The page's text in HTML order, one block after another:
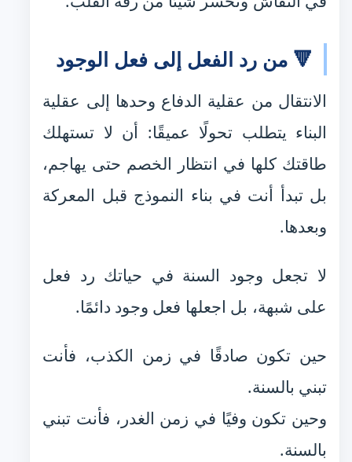
🔻 من رد الفعل إلى فعل الوجود
الانتقال من عقلية الدفاع وحدها إلى عقلية
البناء يتطلب تحولًا عميقًا: أن لا تستهلك
طاقتك كلها في انتظار الخصم حتى يهاجم،
بل تبدأ أنت في بناء النموذج قبل المعركة
وبعدها.
لا تجعل وجود السنة في حياتك رد فعل
على شبهة، بل اجعلها فعل وجود دائمًا.
حين تكون صادقًا في زمن الكذب، فأنت
تبني بالسنة.
وحين تكون وفيًا في زمن الغدر، فأنت تبني
بالسنة.